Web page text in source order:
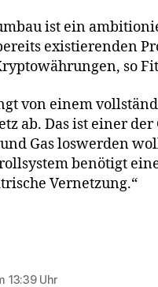
ist ein
existierenden
so
von einem
ab. Das ist einer der
Gas loswerden
benötigt
Vernetzung.“
13:39 Uhr